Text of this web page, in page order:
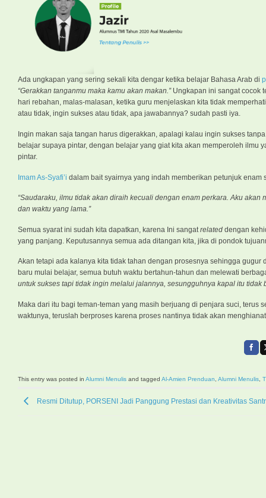
Ada ungkapan yang sering sekali kita dengar ketika belajar Bahasa Arab di
“Gerakkan tanganmu maka kamu akan makan.”Ungkapan ini sangat cocok
hari rebahan, malas-malasan, ketika guru menjelaskan kita tidak
atau tidak, ingin sukses atau tidak, apa jawabannya? sudah pasti iya.
Ingin makan saja tangan harus digerakkan, apalagi kalau ingin sukses
belajar supaya pintar, dengan belajar yang giat kita akan memperoleh ilmu
pintar.
Imam As-Syafi’i dalam bait syairnya yang indah memberikan petunjuk
“Saudaraku, ilmu tidak akan diraih kecuali dengan enam perkara. Aku
dan waktu yang lama.”
Semua syarat ini sudah kita dapatkan, karena Ini sangatrelated dengan
yang panjang. Keputusannya semua ada ditangan kita, jika di pondok
Akan tetapi ada kalanya kita tidak tahan dengan prosesnya sehingga
baru mulai belajar, semua butuh waktu bertahun-tahun dan melewati
untuk sukses tapi tidak ingin melalui jalannya, sesungguhnya kapal itu tidak
Maka dari itu bagi teman-teman yang masih berjuang di penjara suci,
waktunya, teruslah berproses karena proses nantinya tidak akan
This entry was posted in Alumni Menulis and tagged Al-Amien Prenduan, Alumni Menulis,
Resmi Ditutup, PORSENI Jadi Panggung Prestasi dan Kreativitas Santri